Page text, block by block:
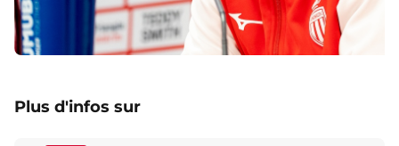
Plus d'infos sur